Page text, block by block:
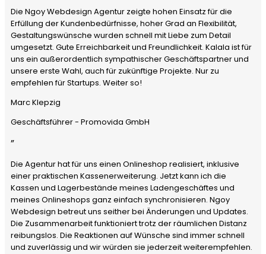
Die Ngoy Webdesign Agentur zeigte hohen Einsatz für die
Erfüllung der Kundenbedürfnisse, hoher Grad an Flexibilität,
Gestaltungswünsche wurden schnell mit Liebe zum Detail
umgesetzt. Gute Erreichbarkeit und Freundlichkeit. Kalala ist für
uns ein außerordentlich sympathischer Geschäftspartner und
unsere erste Wahl, auch für zukünftige Projekte. Nur zu
empfehlen für Startups. Weiter so!
Marc Klepzig
Geschäftsführer - Promovida GmbH
”
Die Agentur hat für uns einen Onlineshop realisiert, inklusive
einer praktischen Kassenerweiterung. Jetzt kann ich die
Kassen und Lagerbestände meines Ladengeschäftes und
meines Onlineshops ganz einfach synchronisieren. Ngoy
Webdesign betreut uns seither bei Änderungen und Updates.
Die Zusammenarbeit funktioniert trotz der räumlichen Distanz
reibungslos. Die Reaktionen auf Wünsche sind immer schnell
und zuverlässig und wir würden sie jederzeit weiterempfehlen.